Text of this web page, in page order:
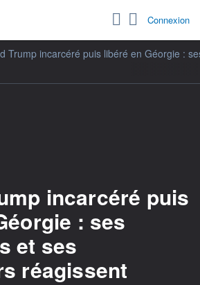
Connexion
Trump incarcéré puis libéré en Géorgie :
incarcéré puis
: ses
et ses
réagissent